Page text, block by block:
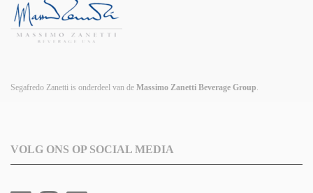
Segafredo Zanetti is onderdeel van de Massimo Zanetti Beverage Group.
VOLG ONS OP SOCIAL MEDIA